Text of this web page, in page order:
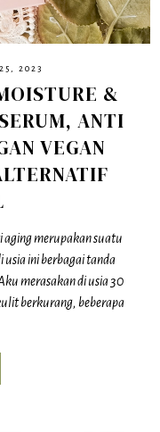
2023
&
ANTI
VEGAN
merupakan suatu
ini berbagai tanda
merasakan di usia 30
berkurang, beberapa